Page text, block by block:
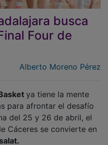
busca
Four de
para afrontar el desafío
del 25 y 26 de abril, el
Cáceres se convierte en